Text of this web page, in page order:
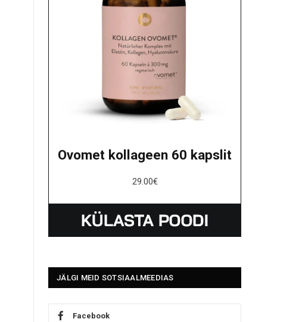
Ovomet kollageen 60 kapslit
29.00€
JÄLGI MEID SOTSIAALMEEDIAS
Facebook